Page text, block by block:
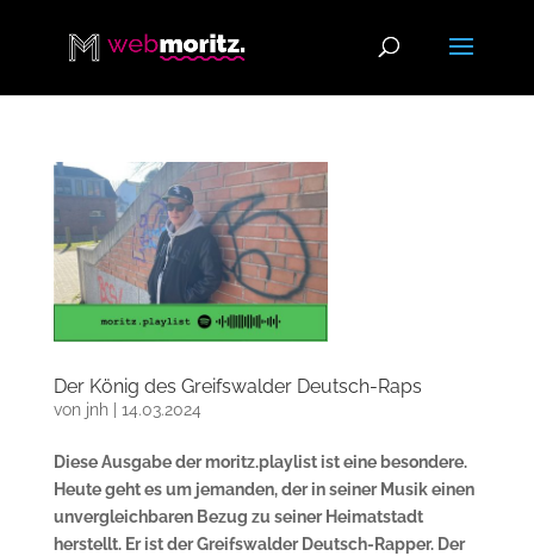
Der König des Greifswalder Deutsch-Raps
von jnh| 14.03.2024
Diese Ausgabe der moritz.playlist ist eine besondere.
Heute geht es um jemanden, der in seiner Musik einen
unvergleichbaren Bezug zu seiner Heimatstadt
herstellt. Er ist der Greifswalder Deutsch-Rapper. Der